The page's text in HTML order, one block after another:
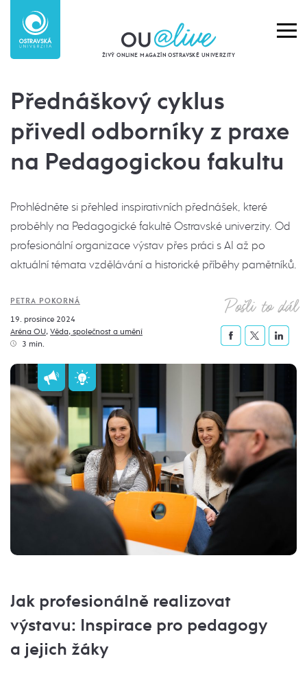
ŽIVÝ ONLINE MAGAZÍN OSTRAVSKÉ UNIVERZITY
Přednáškový cyklus
přivedl odborníky z praxe
na Pedagogickou fakultu
Prohlédněte si přehled inspirativních přednášek, které
proběhly na Pedagogické fakultě Ostravské univerzity. Od
profesionální organizace výstav přes práci s AI až po
aktuální témata vzdělávání a historické příběhy pamětníků.
PETRA POKORNÁ
19. prosince 2024
Aréna OU, Věda, společnost a umění
3 min.
Pošli to dál
Jak profesionálně realizovat
výstavu: Inspirace pro pedagogy
a jejich žáky